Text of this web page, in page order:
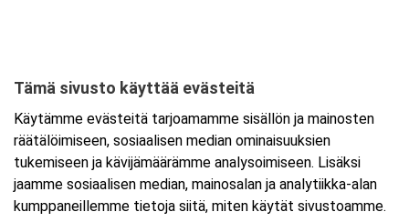
Tarkempi kartta ja ajo-ohjeet
Tämä sivusto käyttää evästeitä
Käytämme evästeitä tarjoamamme sisällön ja mainosten
räätälöimiseen, sosiaalisen median ominaisuuksien
tukemiseen ja kävijämäärämme analysoimiseen. Lisäksi
jaamme sosiaalisen median, mainosalan ja analytiikka-alan
kumppaneillemme tietoja siitä, miten käytät sivustoamme.